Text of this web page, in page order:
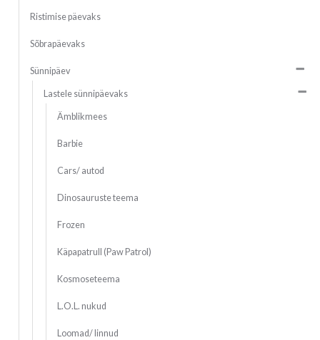
Ristimise päevaks
Sõbrapäevaks
Sünnipäev
Lastele sünnipäevaks
Ämblikmees
Barbie
Cars/ autod
Dinosauruste teema
Frozen
Käpapatrull (Paw Patrol)
Kosmoseteema
L.O.L. nukud
Loomad/ linnud